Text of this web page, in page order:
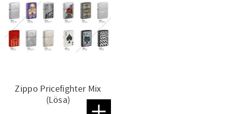
Zippo Pricefighter Mix
(Lösa)